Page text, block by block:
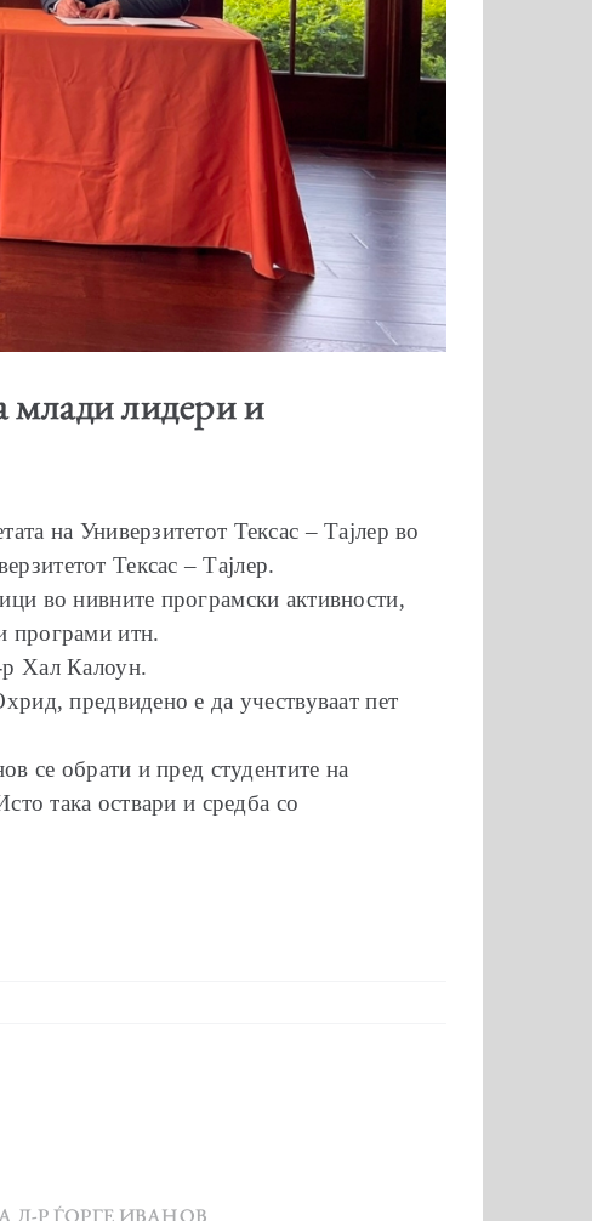
млади лидери и
на Универзитетот Тексас – Тајлер во
Тексас – Тајлер.
во нивните програмски активности,
програми итн.
р Хал Калоун.
предвидено е да учествуваат пет
се обрати и пред студентите на
така оствари и средба со